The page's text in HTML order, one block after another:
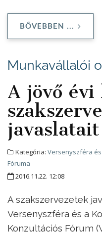
BŐVEBBEN ...
Munkavállalói
A jövő évi
Kategória: Versenyszféra
Fóruma
2016.11.22. 12:08
A szakszervezetek
Versenyszféra és a
Konzultációs Fórum